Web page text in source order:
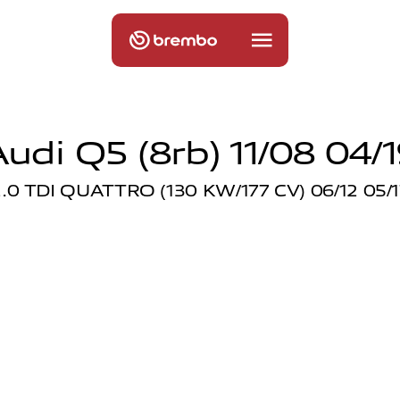
Q5 (8rb) 11/08 04/
TDI QUATTRO (130 KW/177 CV) 06/12 05/